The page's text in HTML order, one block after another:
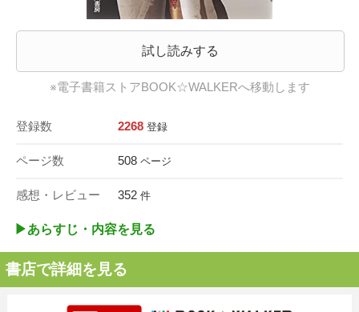
試し読みする
※電子書籍ストアBOOK☆WALKERへ移動します
登録数 2268 登録
ページ数 508 ページ
感想・レビュー 352 件
▶︎あらすじ・内容を見る
書店で詳細を見る